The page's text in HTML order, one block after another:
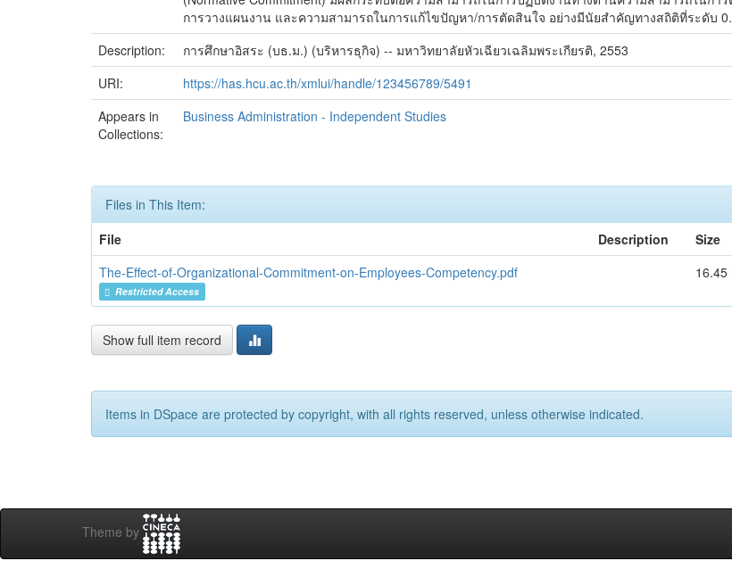
การวางแผนงาน และความสามารถในการแก้ไขปัญหา/การตัดสินใจ อย่างมีนัยสำคัญทางสถิติที่ระดับ
Description:
การศึกษาอิสระ (บธ.ม.) (บริหารธุกิจ) -- มหาวิทยาลัยหัวเฉียวเฉลิมพระเกียรติ, 2553
URI:
https://has.hcu.ac.th/xmlui/handle/123456789/5491
Appears in
Collections:
Business Administration - Independent Studies
Files in This Item:
File
Description Size
The-Effect-of-Organizational-Commitment-on-Employees-Competency.pdf
Restricted Access
16.45
Show full item record
Items in DSpace are protected by copyright, with all rights reserved, unless otherwise indicated.
Theme by